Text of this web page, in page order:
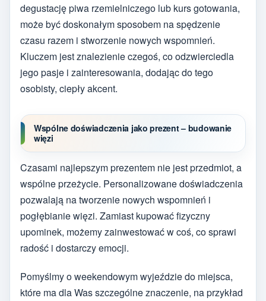
degustację piwa rzemielniczego lub kurs gotowania,
może być doskonałym sposobem na spędzenie
czasu razem i stworzenie nowych wspomnień.
Kluczem jest znalezienie czegoś, co odzwierciedla
jego pasje i zainteresowania, dodając do tego
osobisty, ciepły akcent.
Wspólne doświadczenia jako prezent – budowanie
więzi
Czasami najlepszym prezentem nie jest przedmiot, a
wspólne przeżycie. Personalizowane doświadczenia
pozwalają na tworzenie nowych wspomnień i
pogłębianie więzi. Zamiast kupować fizyczny
upominek, możemy zainwestować w coś, co sprawi
radość i dostarczy emocji.
Pomyślmy o weekendowym wyjeździe do miejsca,
które ma dla Was szczególne znaczenie, na przykład